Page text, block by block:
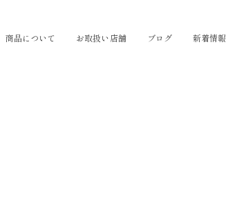
商品について お取扱い店舗 ブログ 新着情報